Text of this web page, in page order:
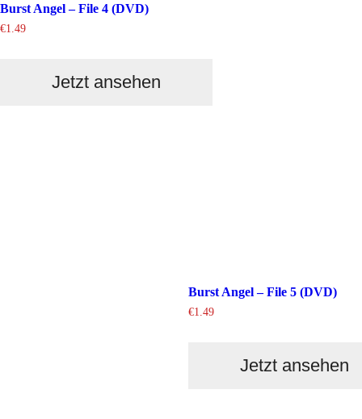
Burst Angel – File 4 (DVD)
€1.49
Jetzt ansehen
Burst Angel – File 5 (DVD)
€1.49
Jetzt ansehen